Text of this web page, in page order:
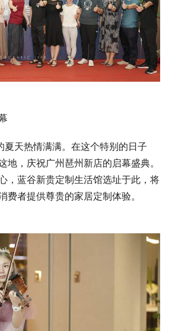
夏天热情满满。在这个特别的日子
地，庆祝广州琶州新店的启幕盛典。
，蓝谷新贵定制生活馆选址于此，将
费者提供尊贵的家居定制体验。